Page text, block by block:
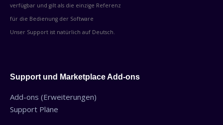
verfügbar und gilt als die einzige Referenz
für die Bedienung der Software
Unser Support ist natürlich auf Deutsch.
Support und Marketplace Add-ons
Add-ons (Erweiterungen)
Support Pläne